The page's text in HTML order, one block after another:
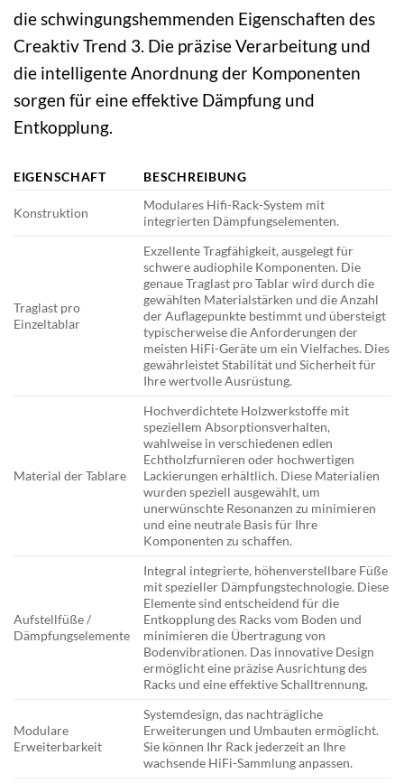
die schwingungshemmenden Eigenschaften des
Creaktiv Trend 3. Die präzise Verarbeitung und
die intelligente Anordnung der Komponenten
sorgen für eine effektive Dämpfung und
Entkopplung.
EIGENSCHAFT BESCHREIBUNG
Konstruktion
Modulares Hifi-Rack-System mit
integrierten Dämpfungselementen.
Traglast pro
Einzeltablar
Exzellente Tragfähigkeit, ausgelegt für
schwere audiophile Komponenten. Die
genaue Traglast pro Tablar wird durch die
gewählten Materialstärken und die Anzahl
der Auflagepunkte bestimmt und übersteigt
typischerweise die Anforderungen der
meisten HiFi-Geräte um ein Vielfaches. Dies
gewährleistet Stabilität und Sicherheit für
Ihre wertvolle Ausrüstung.
Material der Tablare
Hochverdichtete Holzwerkstoffe mit
speziellem Absorptionsverhalten,
wahlweise in verschiedenen edlen
Echtholzfurnieren oder hochwertigen
Lackierungen erhältlich. Diese Materialien
wurden speziell ausgewählt, um
unerwünschte Resonanzen zu minimieren
und eine neutrale Basis für Ihre
Komponenten zu schaffen.
Aufstellfüße /
Dämpfungselemente
Integral integrierte, höhenverstellbare Füße
mit spezieller Dämpfungstechnologie. Diese
Elemente sind entscheidend für die
Entkopplung des Racks vom Boden und
minimieren die Übertragung von
Bodenvibrationen. Das innovative Design
ermöglicht eine präzise Ausrichtung des
Racks und eine effektive Schalltrennung.
Modulare
Erweiterbarkeit
Systemdesign, das nachträgliche
Erweiterungen und Umbauten ermöglicht.
Sie können Ihr Rack jederzeit an Ihre
wachsende HiFi-Sammlung anpassen.